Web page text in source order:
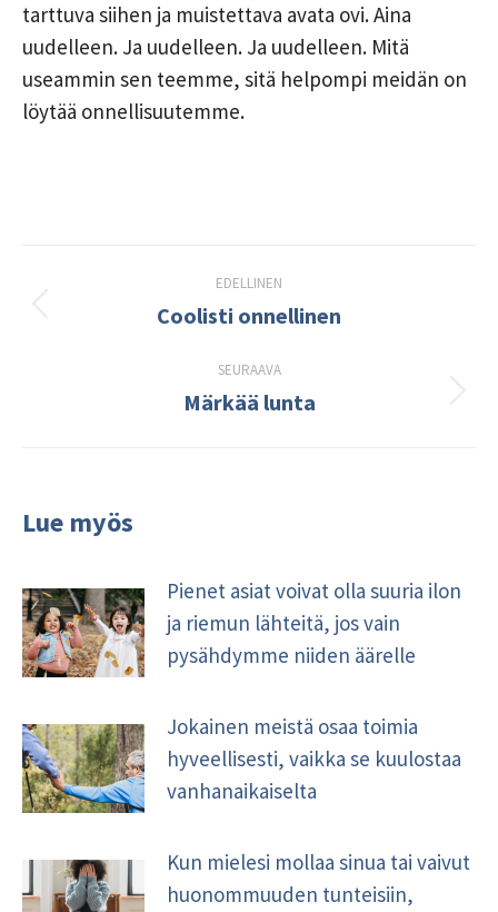
tarttuva siihen ja muistettava avata ovi. Aina
uudelleen. Ja uudelleen. Ja uudelleen. Mitä
useammin sen teemme, sitä helpompi meidän on
löytää onnellisuutemme.
navigation
EDELLINEN
Edellinen
Coolisti onnellinen
SEURAAVA
Seuraava
Märkää lunta
Lue myös
Pienet asiat voivat olla suuria ilon
ja riemun lähteitä, jos vain
pysähdymme niiden äärelle
Jokainen meistä osaa toimia
hyveellisesti, vaikka se kuulostaa
vanhanaikaiselta
Kun mielesi mollaa sinua tai vaivut
huonommuuden tunteisiin,